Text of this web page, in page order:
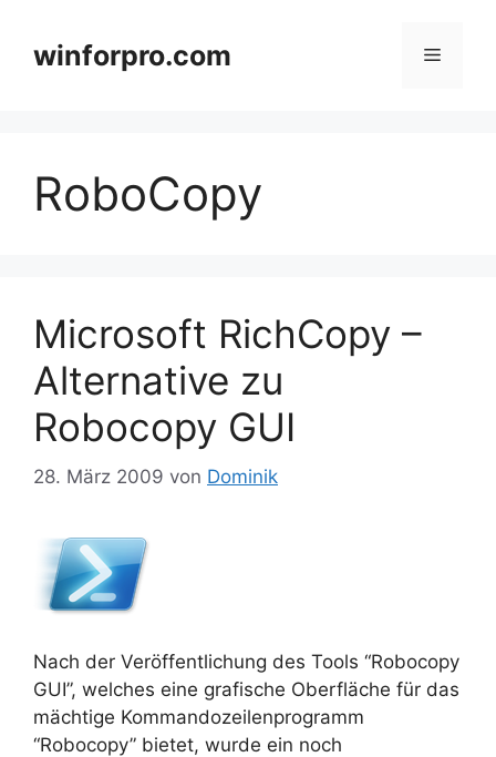
springenwinforpro.com Menü
RoboCopy
Microsoft RichCopy –
Alternative zu
Robocopy GUI
28. März 2009 von Dominik
Nach der Veröffentlichung des Tools “Robocopy
GUI”, welches eine grafische Oberfläche für das
mächtige Kommandozeilenprogramm
“Robocopy” bietet, wurde ein noch